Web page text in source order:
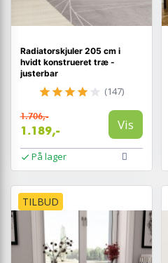
Radiatorskjuler 205 cm i
hvidt konstrueret træ -
justerbar
(147)
1.706,-
1.189,- Vis
På lager
TILBUD